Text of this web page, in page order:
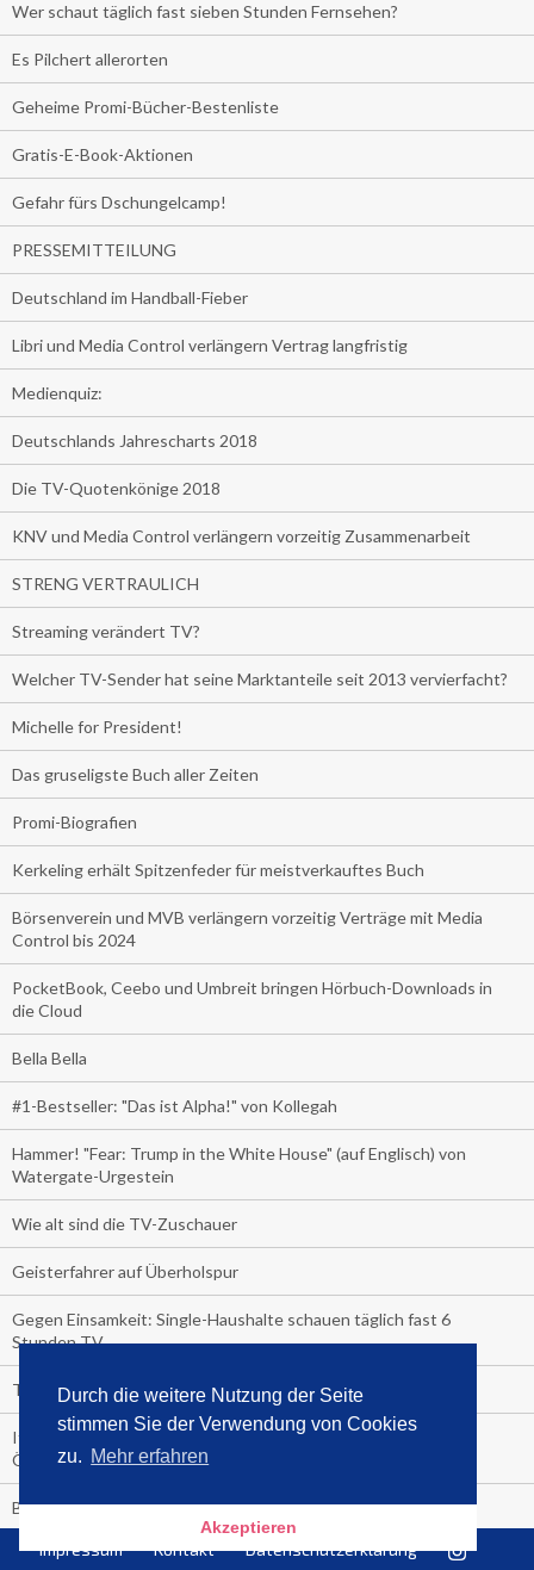
Durch die weitere Nutzung der Seite
stimmen Sie der Verwendung von Cookies
zu. Mehr erfahren
Akzeptieren
Wer schaut täglich fast sieben Stunden Fernsehen?
Es Pilchert allerorten
Geheime Promi-Bücher-Bestenliste
Gratis-E-Book-Aktionen
Gefahr fürs Dschungelcamp!
PRESSEMITTEILUNG
Deutschland im Handball-Fieber
Libri und Media Control verlängern Vertrag langfristig
Medienquiz:
Deutschlands Jahrescharts 2018
Die TV-Quotenkönige 2018
KNV und Media Control verlängern vorzeitig Zusammenarbeit
STRENG VERTRAULICH
Streaming verändert TV?
Welcher TV-Sender hat seine Marktanteile seit 2013 vervierfacht?
Michelle for President!
Das gruseligste Buch aller Zeiten
Promi-Biografien
Kerkeling erhält Spitzenfeder für meistverkauftes Buch
Börsenverein und MVB verlängern vorzeitig Verträge mit Media
Control bis 2024
PocketBook, Ceebo und Umbreit bringen Hörbuch-Downloads in
die Cloud
Bella Bella
#1-Bestseller: "Das ist Alpha!" von Kollegah
Hammer! "Fear: Trump in the White House" (auf Englisch) von
Watergate-Urgestein
Wie alt sind die TV-Zuschauer
Geisterfahrer auf Überholspur
Gegen Einsamkeit: Single-Haushalte schauen täglich fast 6
Stunden TV
TV-Quote:
Italienisches Kochbuch schießt auf Nummer 1 in Deutschland,
Österreich und Schweiz
Blick in die Garage der TV-Dauerglotzer
Die Deutschen investieren, während die Österreicher und
Impressum Kontakt Datenschutzerklärung